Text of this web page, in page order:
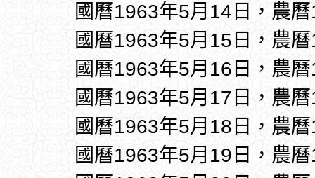
國曆1963年5月14日，農
國曆1963年5月15日，農
國曆1963年5月16日，農
國曆1963年5月17日，農
國曆1963年5月18日，農
國曆1963年5月19日，農